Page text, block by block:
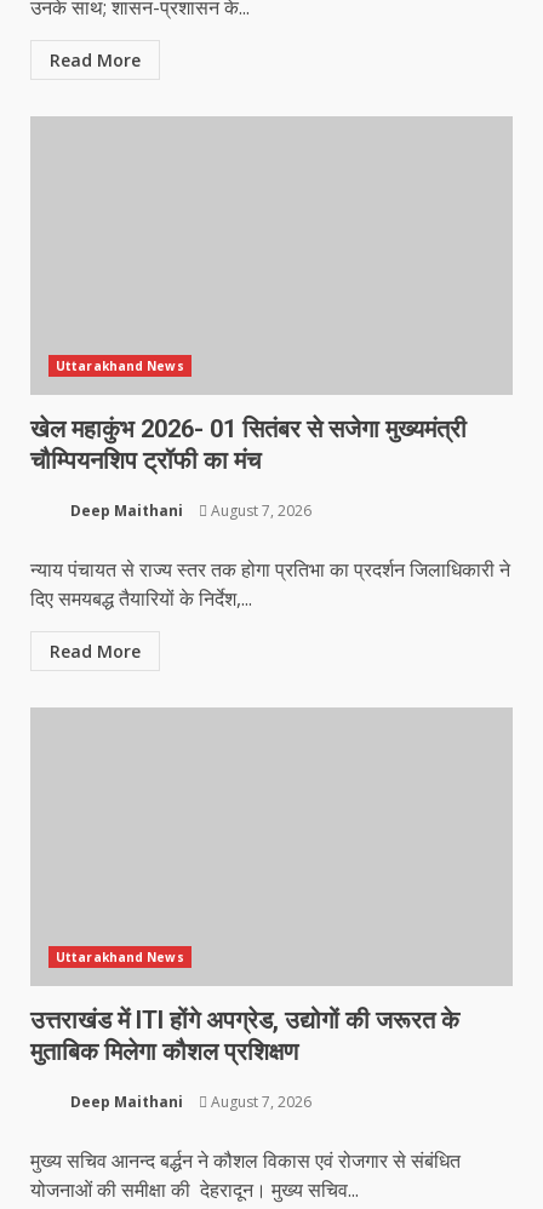
उनके साथ; शासन-प्रशासन के...
Read More
Uttarakhand News
खेल महाकुंभ 2026- 01 सितंबर से सजेगा मुख्यमंत्री
चौम्पियनशिप ट्रॉफी का मंच
Deep Maithani August 7, 2026
न्याय पंचायत से राज्य स्तर तक होगा प्रतिभा का प्रदर्शन जिलाधिकारी ने
दिए समयबद्ध तैयारियों के निर्देश,...
Read More
Uttarakhand News
उत्तराखंड में ITI होंगे अपग्रेड, उद्योगों की जरूरत के
मुताबिक मिलेगा कौशल प्रशिक्षण
Deep Maithani August 7, 2026
मुख्य सचिव आनन्द बर्द्धन ने कौशल विकास एवं रोजगार से संबंधित
योजनाओं की समीक्षा की देहरादून। मुख्य सचिव...